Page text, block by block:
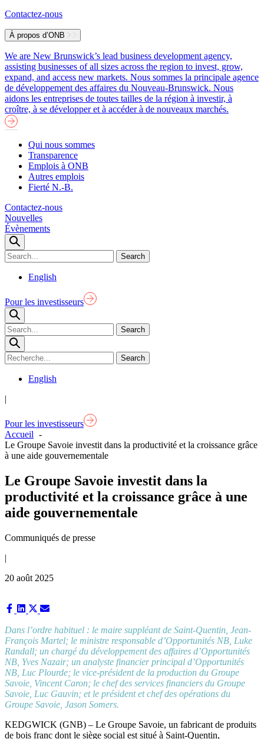
Contactez-nous
À propos d’ONB
We are New Brunswick’s lead business development agency,
assisting businesses of all sizes across the region to invest, grow,
expand, and access new markets. Nous sommes la principale agence
de développement des affaires du Nouveau-Brunswick. Nous
aidons les entreprises de toutes tailles de la région à investir, à
croître, à se développer et à accéder à de nouveaux marchés.
Qui nous sommes
Transparence
Emplois à ONB
Autres emplois
Fierté N.-B.
Contactez-nous
Nouvelles
Évènements
English
Pour les investisseurs
English
|
Pour les investisseurs
Accueil
Le Groupe Savoie investit dans la productivité et la croissance grâce
à une aide gouvernementale
Le Groupe Savoie investit dans la
productivité et la croissance grâce à une
aide gouvernementale
Communiqués de presse
|
20 août 2025
Share
Facebook
Share
LinkedIn
Share
X
(Twitter)
Share
Email
Dans l’ordre habituel : le maire suppléant de Saint-Quentin, Jean-
François Martel; le ministre responsable d’Opportunités NB, Luke
Randall; un chargé du développement des affaires d’Opportunités
NB, Yves Nazair; un analyste financier principal d’Opportunités
NB, Luc Plourde; le vice-président de la production du Groupe
Savoie, Vincent Caron; le chef des services financiers du Groupe
Savoie, Luc Gauvin; et le président et chef des opérations du
Groupe Savoie, Jason Somers.
KEDGWICK (GNB) – Le Groupe Savoie, un fabricant de produits
de bois franc dont le siège social est situé à Saint-Quentin,